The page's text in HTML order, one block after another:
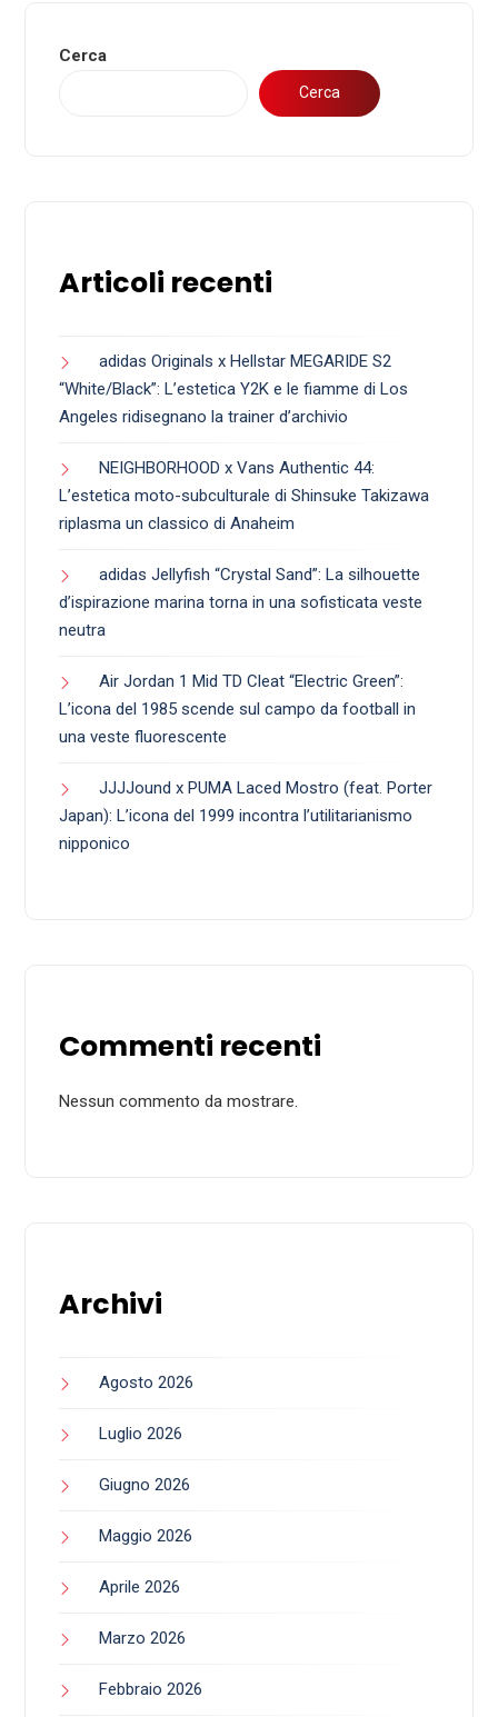
Cerca
Cerca
Articoli recenti
adidas Originals x Hellstar MEGARIDE S2
“White/Black”: L’estetica Y2K e le fiamme di Los
Angeles ridisegnano la trainer d’archivio
NEIGHBORHOOD x Vans Authentic 44:
L’estetica moto-subculturale di Shinsuke Takizawa
riplasma un classico di Anaheim
adidas Jellyfish “Crystal Sand”: La silhouette
d’ispirazione marina torna in una sofisticata veste
neutra
Air Jordan 1 Mid TD Cleat “Electric Green”:
L’icona del 1985 scende sul campo da football in
una veste fluorescente
JJJJound x PUMA Laced Mostro (feat. Porter
Japan): L’icona del 1999 incontra l’utilitarianismo
nipponico
Commenti recenti
Nessun commento da mostrare.
Archivi
Agosto 2026
Luglio 2026
Giugno 2026
Maggio 2026
Aprile 2026
Marzo 2026
Febbraio 2026